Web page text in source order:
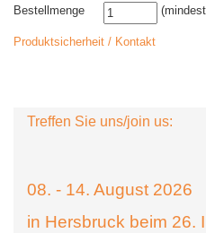
Bestellmenge
Produktsicherheit / Kontakt
Treffen Sie uns/join us:
08. - 14. August 2026
in Hersbruck beim 26.